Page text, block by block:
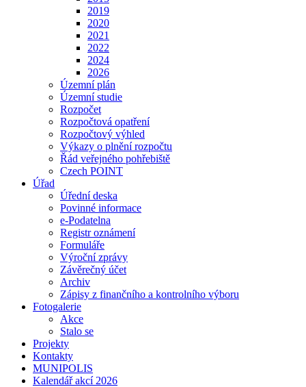
2019
2020
2021
2022
2024
2026
Územní plán
Územní studie
Rozpočet
Rozpočtová opatření
Rozpočtový výhled
Výkazy o plnění rozpočtu
Řád veřejného pohřebiště
Czech POINT
Úřad
Úřední deska
Povinné informace
e-Podatelna
Registr oznámení
Formuláře
Výroční zprávy
Závěrečný účet
Archiv
Zápisy z finančního a kontrolního výboru
Fotogalerie
Akce
Stalo se
Projekty
Kontakty
MUNIPOLIS
Kalendář akcí 2026